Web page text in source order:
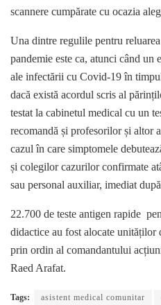
scannere cumpărate cu ocazia
Una dintre regulile pentru
pandemie este ca, atunci când un
ale infectării cu Covid-19 în
dacă există acordul scris al
testat la cabinetul medical cu un
recomandă și profesorilor și altor
cazul în care simptomele
și colegilor cazurilor confirmate
sau personal auxiliar, imediat
22.700 de teste antigen rapide
didactice au fost alocate unităților
prin ordin al comandantului
Raed Arafat.
Tags: asistent medical comunitar